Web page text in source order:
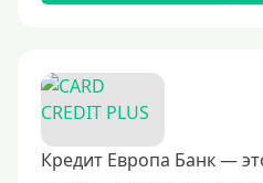
Кредит Европа Банк —